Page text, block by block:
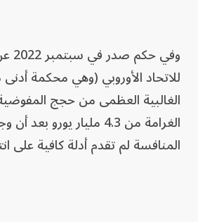
للاتحاد الأوروبي (وهي محكمة
الغالبية العظمى من حجج
الغرامة من 4.3 مليار يورو
المنافسة لم تقدم أدلة كافية على